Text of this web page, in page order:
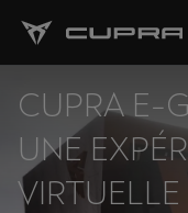
CUPRA E-
UNE
VIRTUELLE